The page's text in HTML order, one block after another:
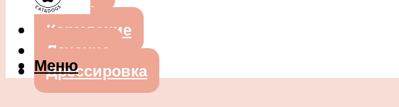
Кошки
Кормление
Лечение
Дрессировка
Меню